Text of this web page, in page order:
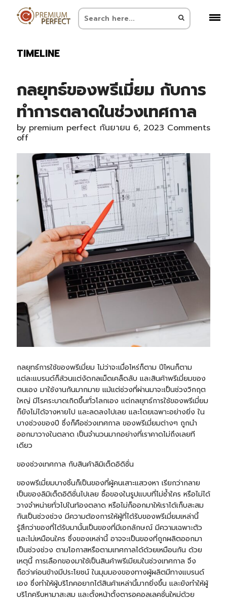
TIMELINE
กลยุทธ์ของพรีเมี่ยม กับการ
ทำการตลาดในช่วงเทศกาล
by premium perfect กันยายน 6, 2023 Comments
off
กลยุทธ์การใช้ของพรีเมี่ยม ไม่ว่าจะเมื่อไหร่ก็ตาม ปีไหนก็ตาม
แต่ละแบรนด์ก็ล้วนแต่งัดกลเม็ดเคล็ดลับ และสินค้าพรีเมี่ยมของ
ตนเอง มาใช้งานกันมากมาย แม้แต่ช่วงที่ผ่านมาจะเป็นช่วงวิกฤต
ใหญ่ มีโรคระบาดเกิดขึ้นทั่วโลกเอง แต่กลยุทธ์การใช้ของพรีเมี่ยม
ก็ยังไม่ได้จางหายไป และลดลงไปเลย และโดยเฉพาะอย่างยิ่ง ใน
บางช่วงของปี ซึ่งก็คือช่วงเทศกาล ของพรีเมี่ยมต่างๆ ถูกนำ
ออกมาวางในตลาด เป็นจำนวนมากอย่างที่เราคาดไม่ถึงเลยที
เดียว
ของช่วงเทศกาล กับสินค้าลิมิเต็ดอิดิชั่น
ของพรีเมี่ยมบางชิ้นก็เป็นของที่ผู้คนเสาะแสวงหา เรียกว่ากลาย
เป็นของลิมิเต็ดอิดิชั่นไปเลย ซื้อของในรูปแบบที่ไม่ซ้ำใคร หรือไม่ได้
วางจำหน่ายทั่วไปในท้องตลาด หรือไม่ก็ออกมาให้เราได้เก็บสะสม
กันเป็นช่วงช่วง มีความต้องการให้ผู้ที่ได้รับของพรีเมี่ยมเหล่านี้
รู้สึกว่าของที่ได้รับมานั้นเป็นของที่มีเอกลักษณ์ มีความเฉพาะตัว
และไม่เหมือนใคร ซึ่งของเหล่านี้ อาจจะเป็นของที่ถูกผลิตออกมา
เป็นช่วงช่วง ตามโอกาสหรือตามเทศกาลได้ด้วยเหมือนกัน ด้วย
เหตุนี้ การเลือกของมาใช้เป็นสินค้าพรีเมียมในช่วงเทศกาล จึง
ถือว่าค่อนข้างมีประโยชน์ ในมุมมองของทางผู้ผลิตมีทางแบรนด์
เอง ซึ่งทำให้ผู้บริโภคอยากได้สินค้าเหล่านี้มากยิ่งขึ้น และยังทำให้ผู้
บริโภครีบหามาสะสม และตั้งหน้าตั้งตารอคอลเลคชั่นใหม่ด้วย